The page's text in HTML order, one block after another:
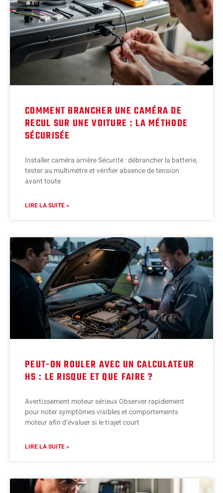
COMMENT BRANCHER UNE CAMÉRA DE
RECUL SUR UNE VOITURE : LA MÉTHODE
SÉCURISÉE
Installer caméra arrière Sécurité : débrancher la batterie,
tester au multimètre et vérifier absence de tension
avant toute
LIRE LA SUITE »
PEUT-ON ROULER AVEC UN CALCULATEUR
HS : LE RISQUE ET QUE FAIRE ?
Avertissement moteur sérieux Observer rapidement
pour noter symptômes visibles et comportements
moteur afin d’évaluer si le trajet court
LIRE LA SUITE »